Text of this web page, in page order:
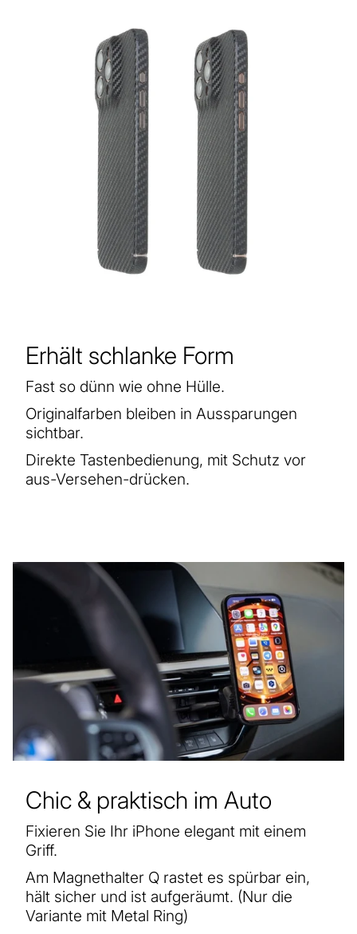
Erhält schlanke Form
Fast so dünn wie ohne Hülle.
Originalfarben bleiben in Aussparungen
sichtbar.
Direkte Tastenbedienung, mit Schutz vor
aus-Versehen-drücken.
Chic & praktisch im Auto
Fixieren Sie Ihr iPhone elegant mit einem
Griff.
Am Magnethalter Q rastet es spürbar ein,
hält sicher und ist aufgeräumt. (Nur die
Variante mit Metal Ring)